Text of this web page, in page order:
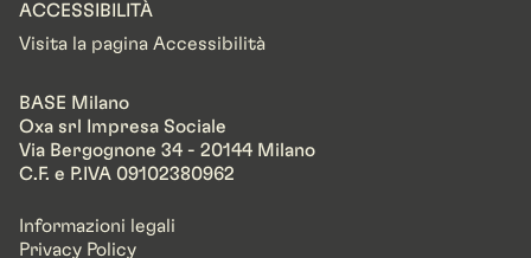
ACCESSIBILITÀ
Visita la pagina Accessibilità
BASE Milano
Oxa srl Impresa Sociale
Via Bergognone 34 - 20144 Milano
C.F. e P.IVA 09102380962
Informazioni legali
Privacy Policy